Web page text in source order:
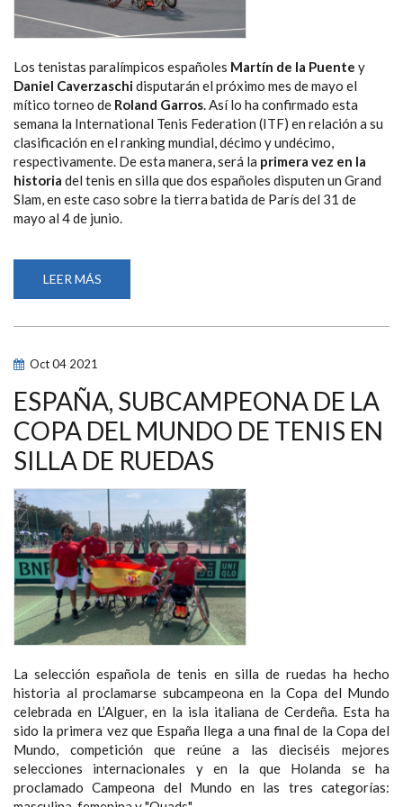
Los tenistas paralímpicos españoles Martín de la Puente y
Daniel Caverzaschidisputarán el próximo mes de mayo el
mítico torneo de Roland Garros. Así lo ha confirmado esta
semana la International Tenis Federation (ITF) en relación a su
clasificación en el ranking mundial, décimo y undécimo,
respectivamente. De esta manera, será la primera vez en la
historia del tenis en silla que dos españoles disputen un Grand
Slam, en este caso sobre la tierra batida de París del 31 de
mayo al 4 de junio.
LEER MÁS
DE
PUENTE
HISTORIA
PARA
EL
TENIS
ESPAÑOL
Y
DISPUTARÁN
EDICIÓN
2022
DE
ROLAND
GARROS
Oct04 2021
ESPAÑA, SUBCAMPEONA DE LA
COPA DEL MUNDO DE TENIS EN
SILLA DE RUEDAS
La selección española de tenis en silla de ruedas ha hecho
historia al proclamarse subcampeona en la Copa del Mundo
celebrada en L’Alguer, en la isla italiana de Cerdeña. Esta ha
sido la primera vez que España llega a una final de la Copa del
Mundo, competición que reúne a las dieciséis mejores
selecciones internacionales y en la que Holanda se ha
proclamado Campeona del Mundo en las tres categorías: